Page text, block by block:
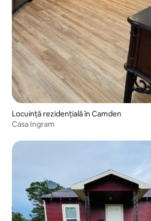
Locuință rezidențială în Camden
Casa Ingram